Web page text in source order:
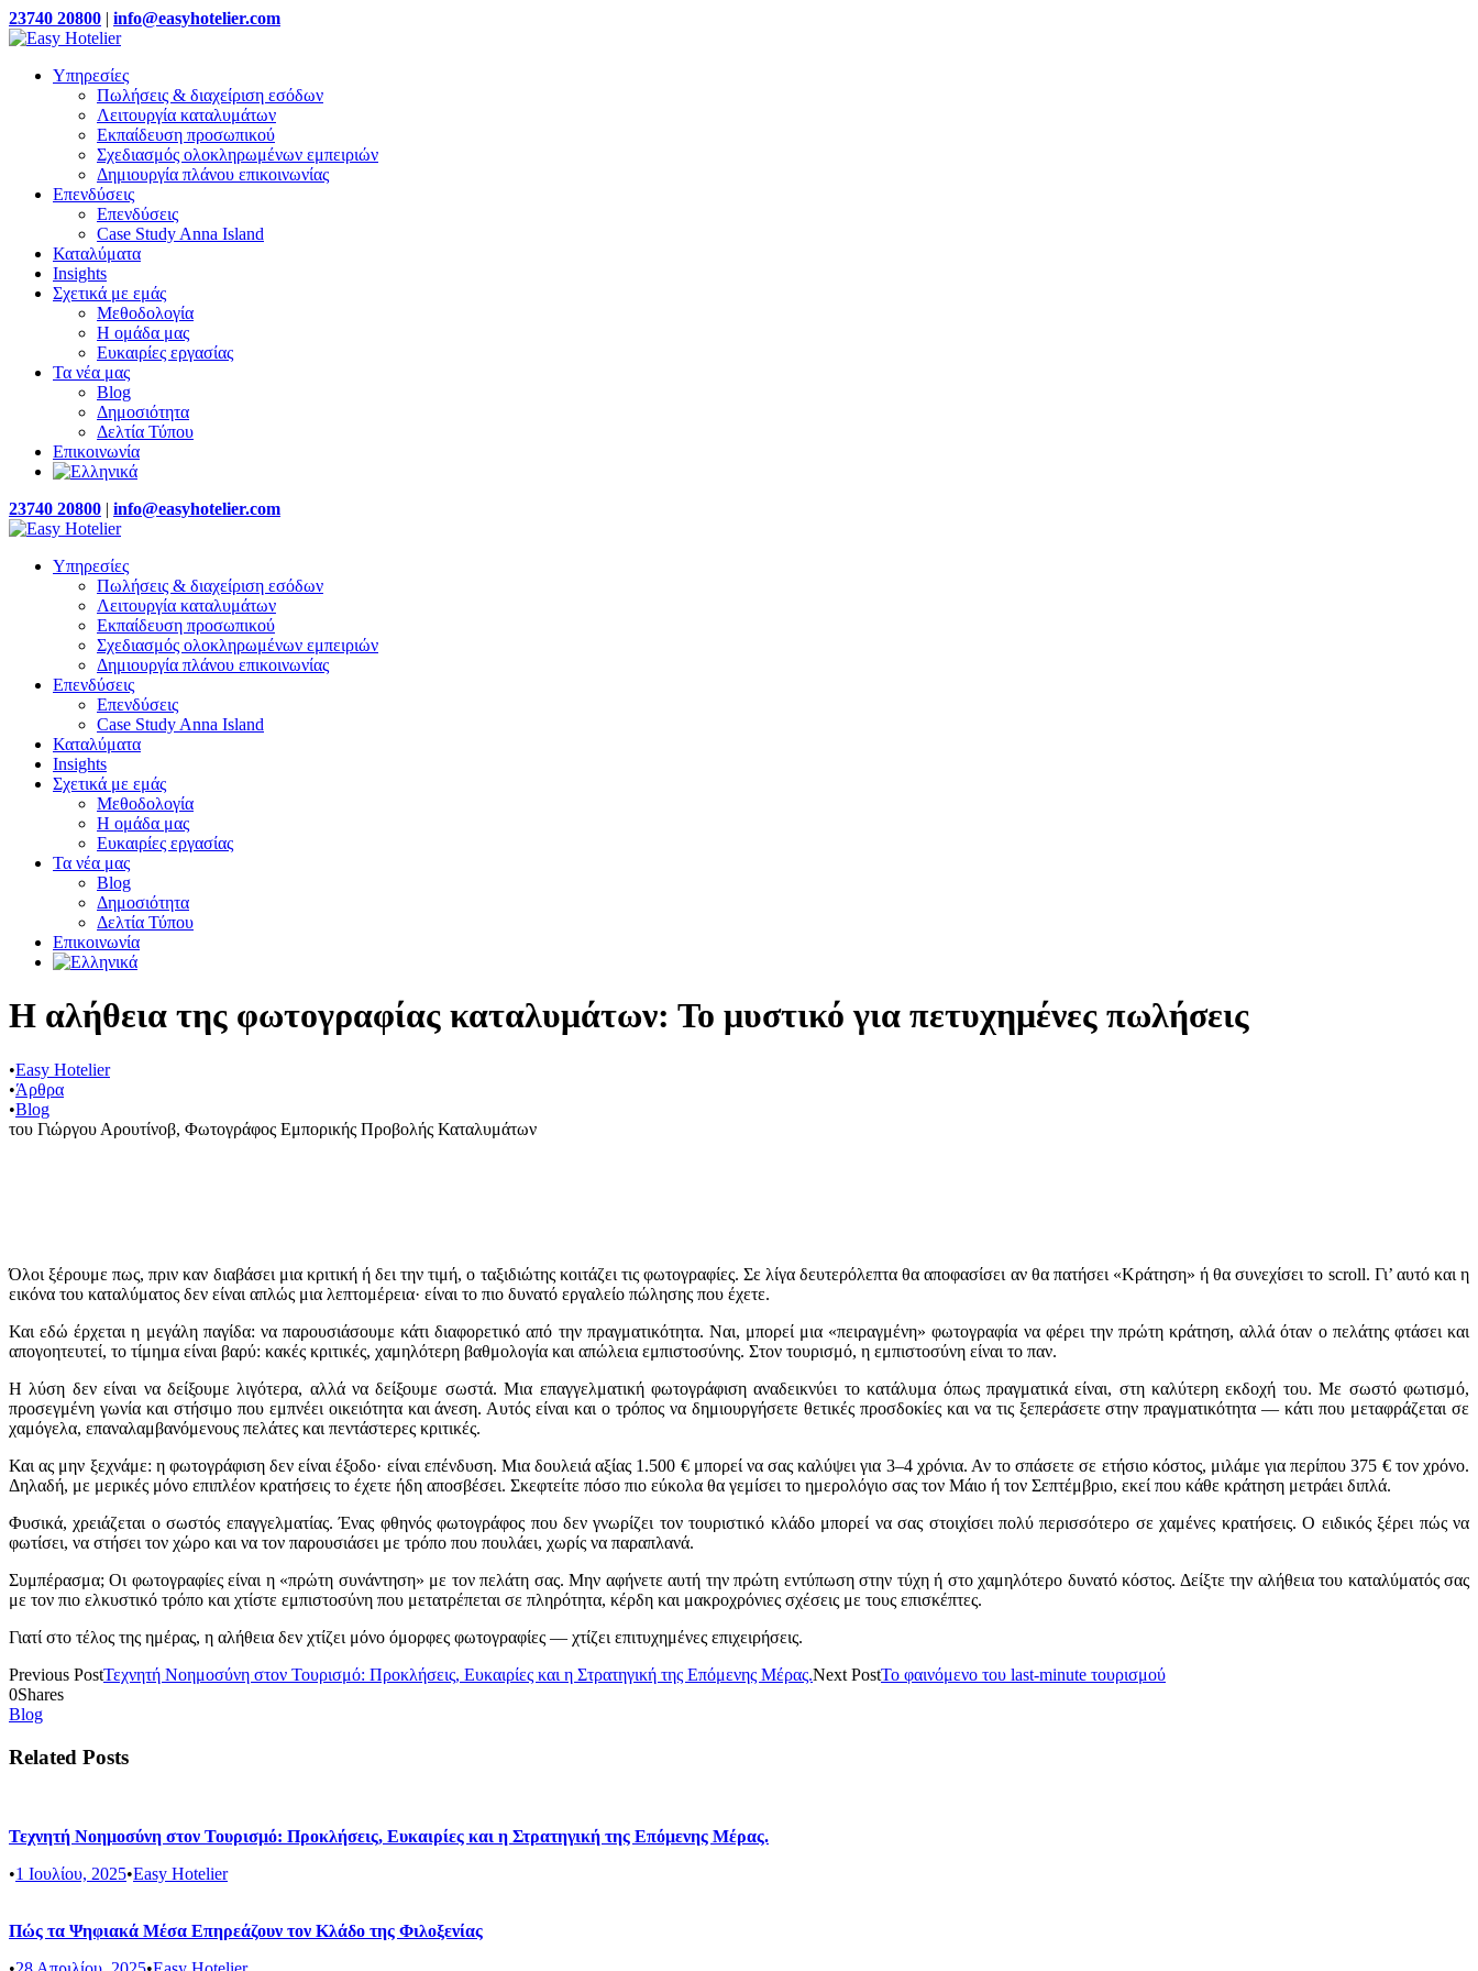
23740 20800 | info@easyhotelier.com
Υπηρεσίες
Πωλήσεις & διαχείριση εσόδων
Λειτουργία καταλυμάτων
Εκπαίδευση προσωπικού
Σχεδιασμός ολοκληρωμένων εμπειριών
Δημιουργία πλάνου επικοινωνίας
Επενδύσεις
Επενδύσεις
Case Study Anna Island
Καταλύματα
Insights
Σχετικά με εμάς
Μεθοδολογία
Η ομάδα μας
Ευκαιρίες εργασίας
Τα νέα μας
Blog
Δημοσιότητα
Δελτία Τύπου
Επικοινωνία
23740 20800 | info@easyhotelier.com
Υπηρεσίες
Πωλήσεις & διαχείριση εσόδων
Λειτουργία καταλυμάτων
Εκπαίδευση προσωπικού
Σχεδιασμός ολοκληρωμένων εμπειριών
Δημιουργία πλάνου επικοινωνίας
Επενδύσεις
Επενδύσεις
Case Study Anna Island
Καταλύματα
Insights
Σχετικά με εμάς
Μεθοδολογία
Η ομάδα μας
Ευκαιρίες εργασίας
Τα νέα μας
Blog
Δημοσιότητα
Δελτία Τύπου
Επικοινωνία
Η αλήθεια της φωτογραφίας καταλυμάτων: Το μυστικό για πετυχημένες πωλήσεις
•Easy Hotelier
•Άρθρα
•Blog
του Γιώργου Αρουτίνοβ, Φωτογράφος Εμπορικής Προβολής Καταλυμάτων
Όλοι ξέρουμε πως, πριν καν διαβάσει μια κριτική ή δει την τιμή, ο ταξιδιώτης κοιτάζει τις φωτογραφίες. Σε λίγα δευτερόλεπτα θα αποφασίσει αν θα πατήσει «Κράτηση» ή θα συνεχίσει το scroll. Γι’ αυτό και η
εικόνα του καταλύματος δεν είναι απλώς μια λεπτομέρεια· είναι το πιο δυνατό εργαλείο πώλησης που έχετε.
Και εδώ έρχεται η μεγάλη παγίδα: να παρουσιάσουμε κάτι διαφορετικό από την πραγματικότητα. Ναι, μπορεί μια «πειραγμένη» φωτογραφία να φέρει την πρώτη κράτηση, αλλά όταν ο πελάτης φτάσει και
απογοητευτεί, το τίμημα είναι βαρύ: κακές κριτικές, χαμηλότερη βαθμολογία και απώλεια εμπιστοσύνης. Στον τουρισμό, η εμπιστοσύνη είναι το παν.
Η λύση δεν είναι να δείξουμε λιγότερα, αλλά να δείξουμε σωστά. Μια επαγγελματική φωτογράφιση αναδεικνύει το κατάλυμα όπως πραγματικά είναι, στη καλύτερη εκδοχή του. Με σωστό φωτισμό,
προσεγμένη γωνία και στήσιμο που εμπνέει οικειότητα και άνεση. Αυτός είναι και ο τρόπος να δημιουργήσετε θετικές προσδοκίες και να τις ξεπεράσετε στην πραγματικότητα — κάτι που μεταφράζεται σε
χαμόγελα, επαναλαμβανόμενους πελάτες και πεντάστερες κριτικές.
Και ας μην ξεχνάμε: η φωτογράφιση δεν είναι έξοδο· είναι επένδυση. Μια δουλειά αξίας 1.500 € μπορεί να σας καλύψει για 3–4 χρόνια. Αν το σπάσετε σε ετήσιο κόστος, μιλάμε για περίπου 375 € τον χρόνο.
Δηλαδή, με μερικές μόνο επιπλέον κρατήσεις το έχετε ήδη αποσβέσει. Σκεφτείτε πόσο πιο εύκολα θα γεμίσει το ημερολόγιο σας τον Μάιο ή τον Σεπτέμβριο, εκεί που κάθε κράτηση μετράει διπλά.
Φυσικά, χρειάζεται ο σωστός επαγγελματίας. Ένας φθηνός φωτογράφος που δεν γνωρίζει τον τουριστικό κλάδο μπορεί να σας στοιχίσει πολύ περισσότερο σε χαμένες κρατήσεις. Ο ειδικός ξέρει πώς να
φωτίσει, να στήσει τον χώρο και να τον παρουσιάσει με τρόπο που πουλάει, χωρίς να παραπλανά.
Συμπέρασμα; Οι φωτογραφίες είναι η «πρώτη συνάντηση» με τον πελάτη σας. Μην αφήνετε αυτή την πρώτη εντύπωση στην τύχη ή στο χαμηλότερο δυνατό κόστος. Δείξτε την αλήθεια του καταλύματός σας
με τον πιο ελκυστικό τρόπο και χτίστε εμπιστοσύνη που μετατρέπεται σε πληρότητα, κέρδη και μακροχρόνιες σχέσεις με τους επισκέπτες.
Γιατί στο τέλος της ημέρας, η αλήθεια δεν χτίζει μόνο όμορφες φωτογραφίες — χτίζει επιτυχημένες επιχειρήσεις.
Previous PostΤεχνητή Νοημοσύνη στον Τουρισμό: Προκλήσεις, Ευκαιρίες και η Στρατηγική της Επόμενης Μέρας.Next PostΤο φαινόμενο του last-minute τουρισμoύ
0Shares
Blog
Related Posts
Τεχνητή Νοημοσύνη στον Τουρισμό: Προκλήσεις, Ευκαιρίες και η Στρατηγική της Επόμενης Μέρας.
•1 Ιουλίου, 2025•Easy Hotelier
Πώς τα Ψηφιακά Μέσα Επηρεάζουν τον Κλάδο της Φιλοξενίας